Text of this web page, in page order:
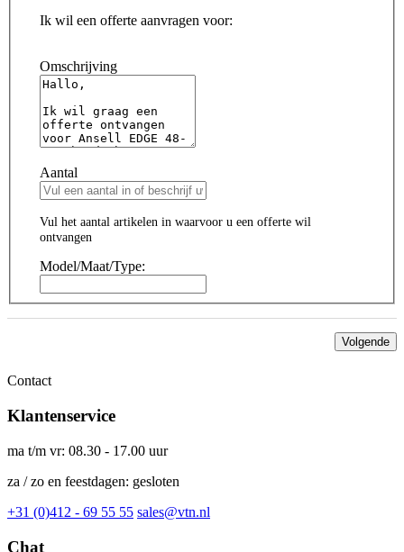
Ik wil een offerte aanvragen voor:
Omschrijving
Aantal
Vul het aantal artikelen in waarvoor u een offerte wil
ontvangen
Model/Maat/Type:
Volgende
Contact
Klantenservice
ma t/m vr: 08.30 - 17.00 uur
za / zo en feestdagen: gesloten
+31 (0)412 - 69 55 55 sales@vtn.nl
Chat